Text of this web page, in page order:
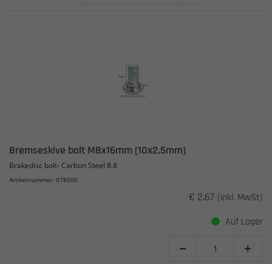
Bremseskive bolt M8x16mm (10x2,5mm)
Brakedisc bolt- Carbon Steel 8.8
Artikelnummer: 078500
€ 2.67 (inkl. MwSt)
Auf Lager
 